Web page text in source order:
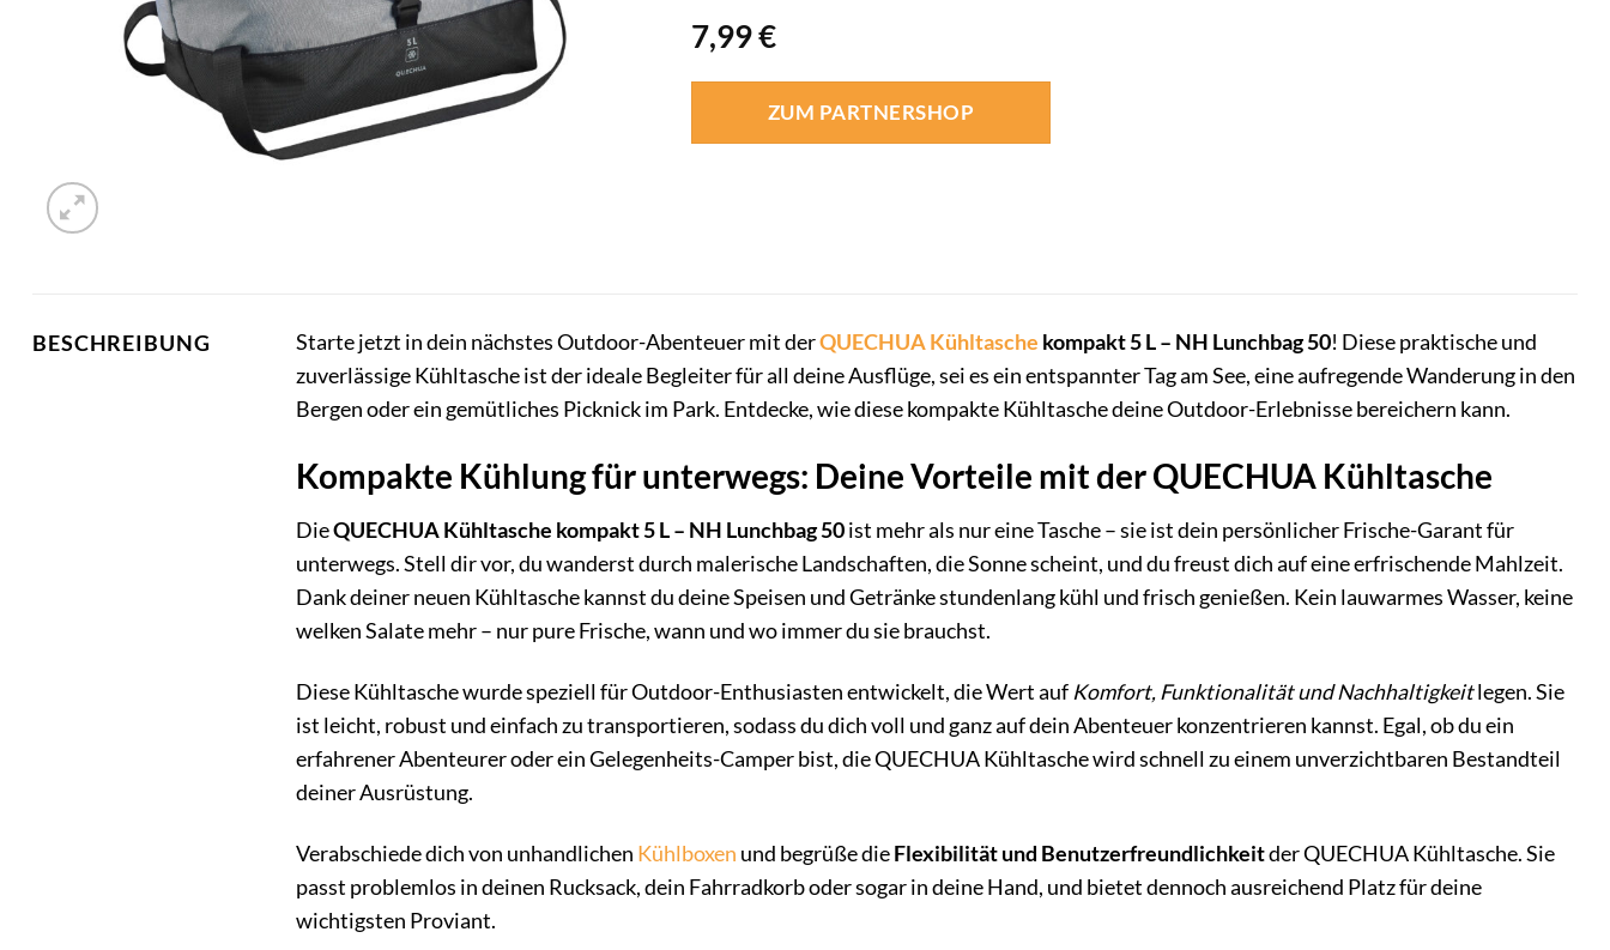
7,99€
ZUM PARTNERSHOP
BESCHREIBUNG Starte jetzt in dein nächstes Outdoor-Abenteuer mit derQUECHUAKühltasche kompakt 5 L – NH Lunchbag 50! Diese praktische und
zuverlässige Kühltasche ist der ideale Begleiter für all deine Ausflüge, sei es ein entspannter Tag am See, eine aufregende Wanderung in den
Bergen oder ein gemütliches Picknick im Park. Entdecke, wie diese kompakte Kühltasche deine Outdoor-Erlebnisse bereichern kann.
Kompakte Kühlung für unterwegs: Deine Vorteile mit der QUECHUA Kühltasche
DieQUECHUA Kühltasche kompakt 5 L – NH Lunchbag 50ist mehr als nur eine Tasche – sie ist dein persönlicher Frische-Garant für
unterwegs. Stell dir vor, du wanderst durch malerische Landschaften, die Sonne scheint, und du freust dich auf eine erfrischende Mahlzeit.
Dank deiner neuen Kühltasche kannst du deine Speisen und Getränke stundenlang kühl und frisch genießen. Kein lauwarmes Wasser, keine
welken Salate mehr – nur pure Frische, wann und wo immer du sie brauchst.
Diese Kühltasche wurde speziell für Outdoor-Enthusiasten entwickelt, die Wert aufKomfort, Funktionalität und Nachhaltigkeitlegen. Sie
ist leicht, robust und einfach zu transportieren, sodass du dich voll und ganz auf dein Abenteuer konzentrieren kannst. Egal, ob du ein
erfahrener Abenteurer oder ein Gelegenheits-Camper bist, die QUECHUA Kühltasche wird schnell zu einem unverzichtbaren Bestandteil
deiner Ausrüstung.
Verabschiede dich von unhandlichen Kühlboxen und begrüße dieFlexibilität und Benutzerfreundlichkeitder QUECHUA Kühltasche. Sie
passt problemlos in deinen Rucksack, dein Fahrradkorb oder sogar in deine Hand, und bietet dennoch ausreichend Platz für deine
wichtigsten Proviant.